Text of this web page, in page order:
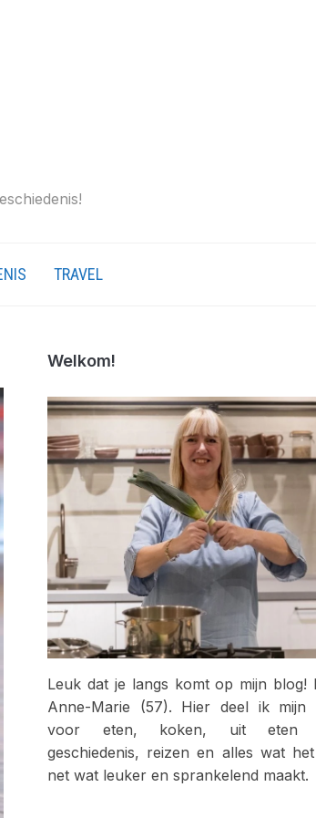
TRAVEL
Welkom!
Leuk dat je langs komt op mijn blog!
Anne-Marie (57). Hier deel ik mijn
voor eten, koken, uit eten
geschiedenis, reizen en alles wat
net wat leuker en sprankelend maakt.